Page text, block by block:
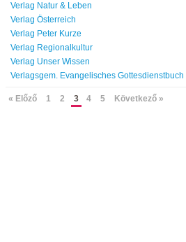
Verlag Natur & Leben
Verlag Österreich
Verlag Peter Kurze
Verlag Regionalkultur
Verlag Unser Wissen
Verlagsgem. Evangelisches Gottesdienstbuch
« Előző 1 2 3 4 5 Következő »